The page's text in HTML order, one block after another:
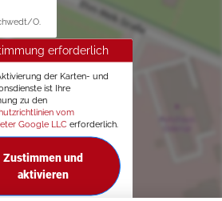
O.
erforderlich
der Karten- und
ist Ihre
zu den
vom
Google LLC erforderlich.
Zustimmen und
aktivieren